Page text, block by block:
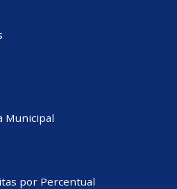
Municipal
por Percentual